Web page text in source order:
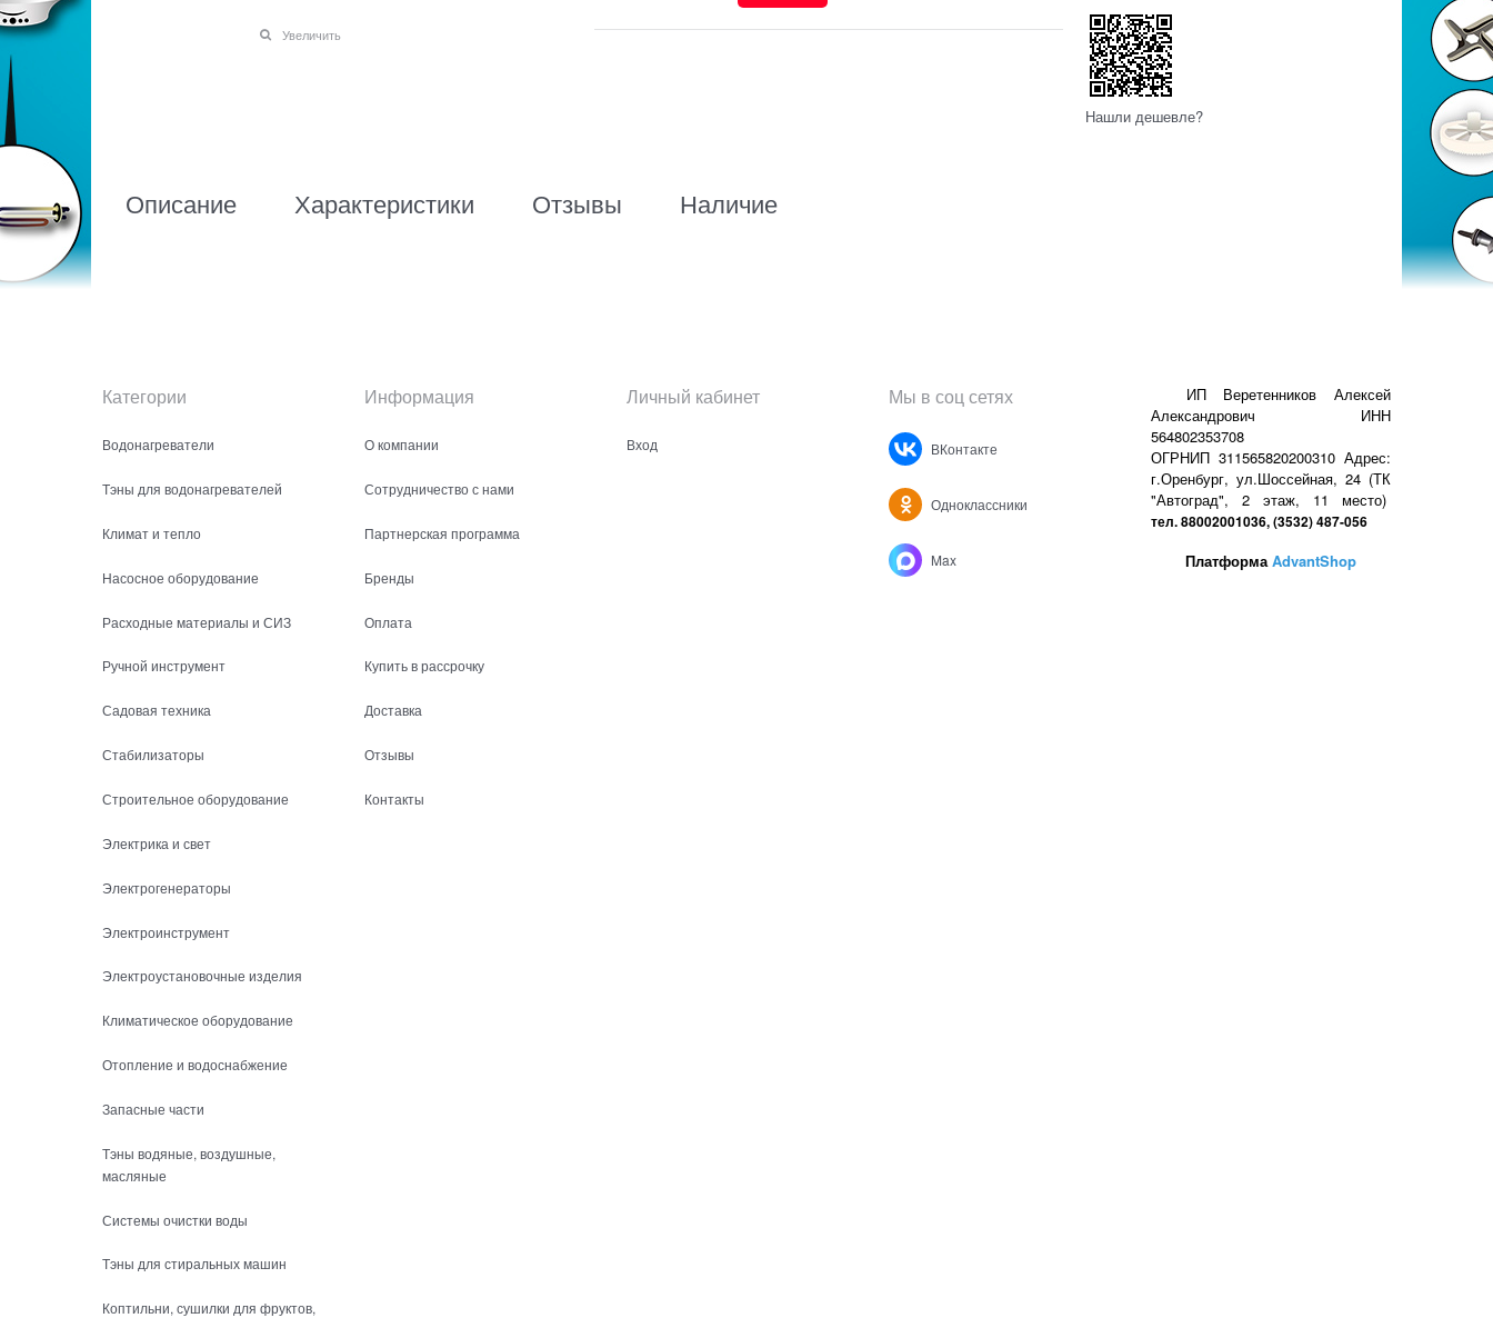
Увеличить
Описание Характеристики Отзывы Наличие
Нашли дешевле?
Категории
Водонагреватели
Тэны для водонагревателей
Климат и тепло
Насосное оборудование
Расходные материалы и СИЗ
Ручной инструмент
Садовая техника
Стабилизаторы
Строительное оборудование
Электрика и свет
Электрогенераторы
Электроинструмент
Электроустановочные изделия
Климатическое оборудование
Отопление и водоснабжение
Запасные части
Тэны водяные, воздушные,
масляные
Системы очистки воды
Тэны для стиральных машин
Коптильни, сушилки для фруктов,
Информация
О компании
Сотрудничество с нами
Партнерская программа
Бренды
Оплата
Купить в рассрочку
Доставка
Отзывы
Контакты
Личный кабинет
Вход
Мы в соц сетях
ВКонтакте
Одноклассники
Max
ИП Веретенников Алексей
Александрович ИНН
564802353708
ОГРНИП 311565820200310 Адрес:
г.Оренбург, ул.Шоссейная, 24 (ТК
"Автоград", 2 этаж, 11 место)
тел. 88002001036, (3532) 487-056
ПлатформаAdvantShop